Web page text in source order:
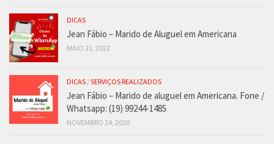
DICAS
Jean Fábio – Marido de Aluguel em Americana
MAIO 31, 2022
DICAS /SERVIÇOS REALIZADOS
Jean Fábio – Marido de aluguel em Americana. Fone /
Whatsapp: (19) 99244-1485
NOVEMBRO 24, 2020